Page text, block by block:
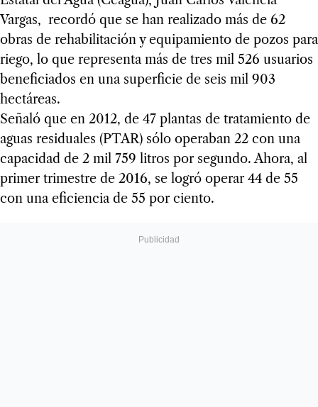
Vargas, recordó que se han realizado más de 62
obras de rehabilitación y equipamiento de pozos para
riego, lo que representa más de tres mil 526 usuarios
beneficiados en una superficie de seis mil 903
hectáreas.
Señaló que en 2012, de 47 plantas de tratamiento de
aguas residuales (PTAR) sólo operaban 22 con una
capacidad de 2 mil 759 litros por segundo. Ahora, al
primer trimestre de 2016, se logró operar 44 de 55
con una eficiencia de 55 por ciento.